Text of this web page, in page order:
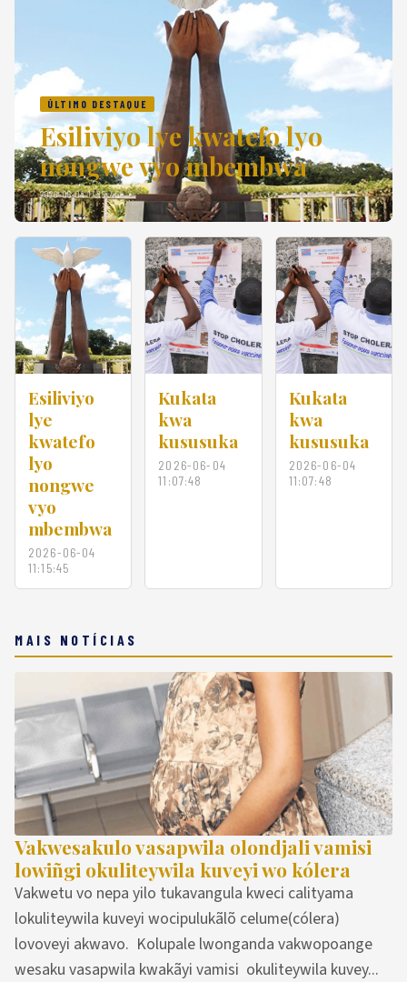
ÚLTIMO DESTAQUE
Esiliviyo lye kwatefo lyo
nongwe vyo mbembwa
2026-06-04 11:15:45
Esiliviyo
lye
kwatefo
lyo
nongwe
vyo
mbembwa
2026-06-04
11:15:45
Kukata
kwa
kususuka
2026-06-04
11:07:48
Kukata
kwa
kususuka
2026-06-04
11:07:48
MAIS NOTÍCIAS
Vakwesakulo vasapwila olondjali vamisi
lowiñgi okuliteywila kuveyi wo kólera
Vakwetu vo nepa yilo tukavangula kweci calityama
lokuliteywila kuveyi wocipulukãlõ celume(cólera)
lovoveyi akwavo. Kolupale lwonganda vakwopoange
wesaku vasapwila kwakãyi vamisi okuliteywila kuvey...